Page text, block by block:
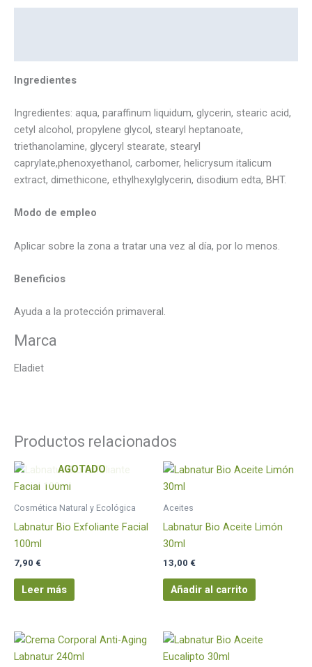
Ingredientes
Ingredientes: aqua, paraffinum liquidum, glycerin, stearic acid,
cetyl alcohol, propylene glycol, stearyl heptanoate,
triethanolamine, glyceryl stearate, stearyl
caprylate,phenoxyethanol, carbomer, helicrysum italicum
extract, dimethicone, ethylhexylglycerin, disodium edta, BHT.
Modo de empleo
Aplicar sobre la zona a tratar una vez al día, por lo menos.
Beneficios
Ayuda a la protección primaveral.
Marca
Eladiet
Productos relacionados
AGOTADO
Cosmética Natural y Ecológica
Labnatur Bio Exfoliante Facial
100ml
7,90 €
Leer más
Aceites
Labnatur Bio Aceite Limón
30ml
13,00 €
Añadir al carrito